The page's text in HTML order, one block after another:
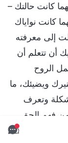
كانت حالتك –
كانت نواياك
إلى معرفته
أن تتعلم أن
الروح
ويضيئك، ما
وتعرف
فهم الحق
في واقع